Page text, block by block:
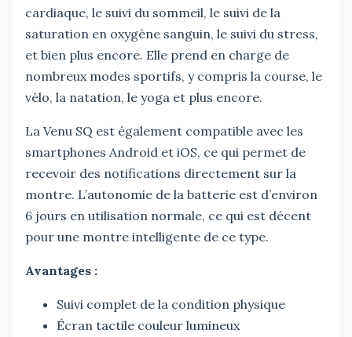
cardiaque, le suivi du sommeil, le suivi de la
saturation en oxygène sanguin, le suivi du stress,
et bien plus encore. Elle prend en charge de
nombreux modes sportifs, y compris la course, le
vélo, la natation, le yoga et plus encore.
La Venu SQ est également compatible avec les
smartphones Android et iOS, ce qui permet de
recevoir des notifications directement sur la
montre. L’autonomie de la batterie est d’environ
6 jours en utilisation normale, ce qui est décent
pour une montre intelligente de ce type.
Avantages :
Suivi complet de la condition physique
Écran tactile couleur lumineux